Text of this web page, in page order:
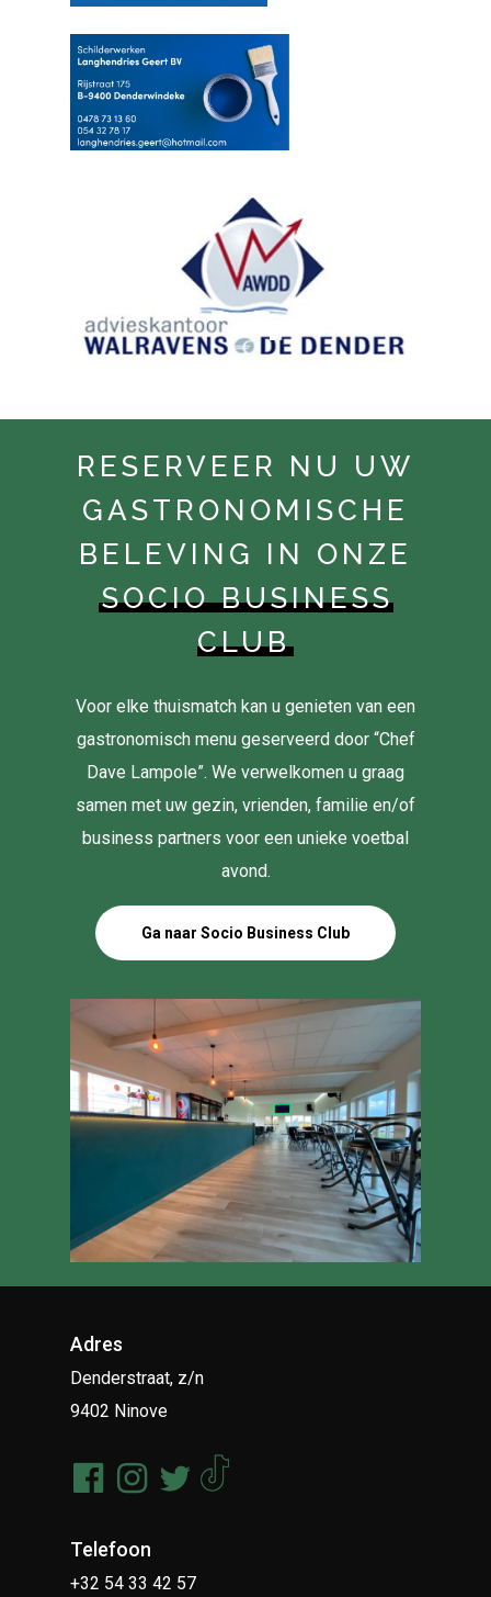
RESERVEER NU UW
GASTRONOMISCHE
BELEVING IN ONZE
SOCIO BUSINESS
CLUB
Voor elke thuismatch kan u genieten van een
gastronomisch menu geserveerd door “Chef
Dave Lampole”. We verwelkomen u graag
samen met uw gezin, vrienden, familie en/of
business partners voor een unieke voetbal
avond.
Ga naar Socio Business Club
Adres
Denderstraat, z/n
9402 Ninove
Telefoon
+32 54 33 42 57